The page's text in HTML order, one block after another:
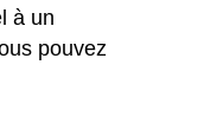
à un
pouvez